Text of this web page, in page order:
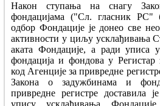
Након ступања на снагу
фондацијама ("Сл. гласник РС"
одбор Фондације је донео све
активности у циљу усклађивања
аката Фондације, а ради уписа
фондација и фондова у Регистар
код Агенције за привредне
Закона о задужбинама и
привредне регистре доставила
упису усклађивања